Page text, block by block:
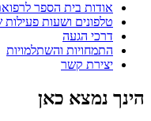
אודות בית הספר
טלפונים ושעות
דרכי הגעה
התמחויות והשתלמויות
יצירת קשר
הינך נמצא כאן